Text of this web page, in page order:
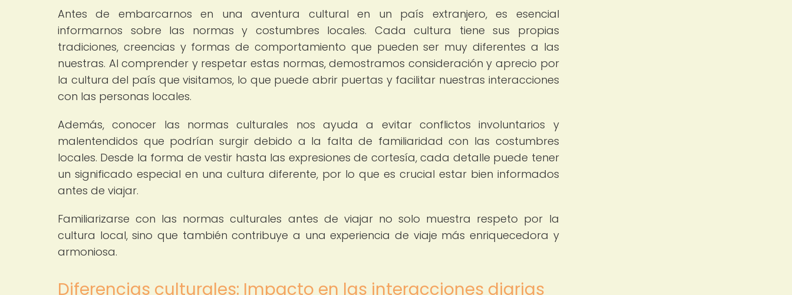
Antes de embarcarnos en una aventura cultural en un país extranjero, es esencial
informarnos sobre las normas y costumbres locales. Cada cultura tiene sus propias
tradiciones, creencias y formas de comportamiento que pueden ser muy diferentes a las
nuestras. Al comprender y respetar estas normas, demostramos consideración y aprecio por
la cultura del país que visitamos, lo que puede abrir puertas y facilitar nuestras interacciones
con las personas locales.
Además, conocer las normas culturales nos ayuda a evitar conflictos involuntarios y
malentendidos que podrían surgir debido a la falta de familiaridad con las costumbres
locales. Desde la forma de vestir hasta las expresiones de cortesía, cada detalle puede tener
un significado especial en una cultura diferente, por lo que es crucial estar bien informados
antes de viajar.
Familiarizarse con las normas culturales antes de viajar no solo muestra respeto por la
cultura local, sino que también contribuye a una experiencia de viaje más enriquecedora y
armoniosa.
Diferencias culturales: Impacto en las interacciones diarias